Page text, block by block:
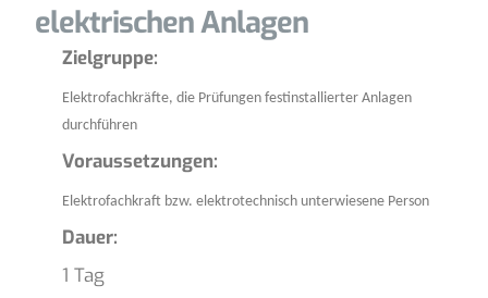
elektrischen Anlagen
Zielgruppe:
Elektrofachkräfte, die Prüfungen festinstallierter Anlagen
durchführen
Voraussetzungen:
Elektrofachkraft bzw. elektrotechnisch unterwiesene Person
Dauer:
1 Tag